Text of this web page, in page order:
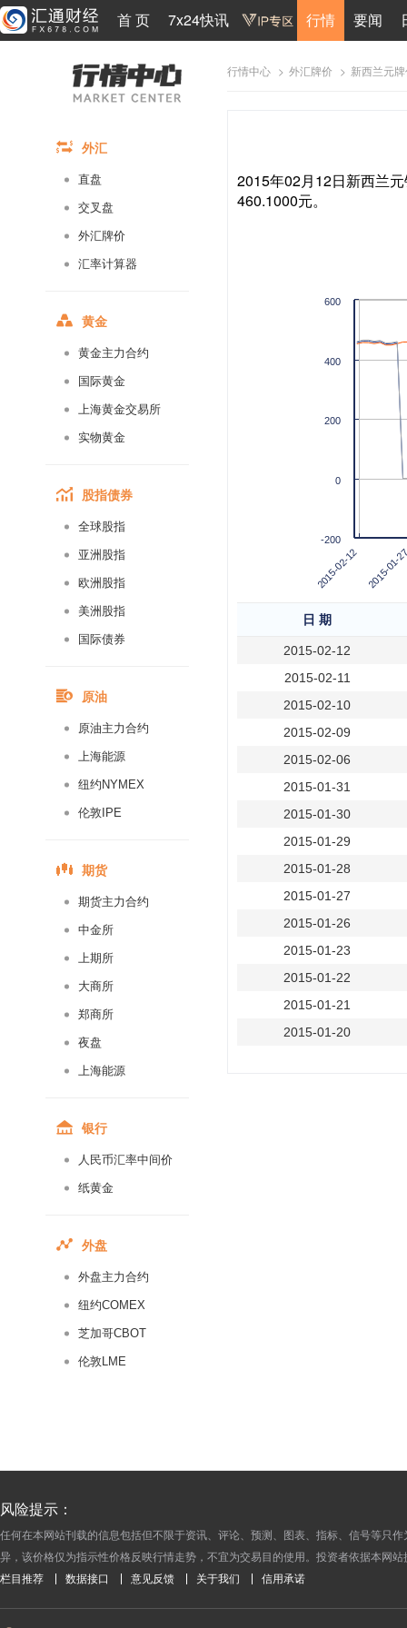
首 页 7x24快讯 行情 要闻
外汇
直盘
交叉盘
外汇牌价
汇率计算器
黄金
黄金主力合约
国际黄金
上海黄金交易所
实物黄金
股指债券
全球股指
亚洲股指
欧洲股指
美洲股指
国际债券
原油
原油主力合约
上海能源
纽约NYMEX
伦敦IPE
期货
期货主力合约
中金所
上期所
大商所
郑商所
夜盘
上海能源
银行
人民币汇率中间价
纸黄金
外盘
外盘主力合约
纽约COMEX
芝加哥CBOT
伦敦LME
行情中心 > 外汇牌价 > 新西兰元
2015年02月12日新西兰
460.1000元。
2015-02-12 2015-
0
200
400
600
-200
日 期
2015-02-12
2015-02-11
2015-02-10
2015-02-09
2015-02-06
2015-01-31
2015-01-30
2015-01-29
2015-01-28
2015-01-27
2015-01-26
2015-01-23
2015-01-22
2015-01-21
2015-01-20
2014-12-25
2014-12-22
2014-12-19
风险提示：
任何在本网站刊载的信息包括但不限于资讯、评论、预测、图表、指标、信号等只
异，该价格仅为指示性价格反映行情走势，不宜为交易目的使用。投资者依据本网
栏目推荐 数据接口 意见反馈 关于我们 信用承诺